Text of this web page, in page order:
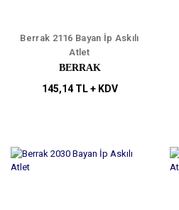
Berrak 2116 Bayan İp Askılı
Atlet
BERRAK
145,14 TL + KDV